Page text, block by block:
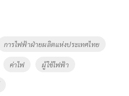
การไฟฟ้าฝ่ายผลิตแห่งประเทศไทย
ค่าไฟ ผู้ใช้ไฟฟ้า